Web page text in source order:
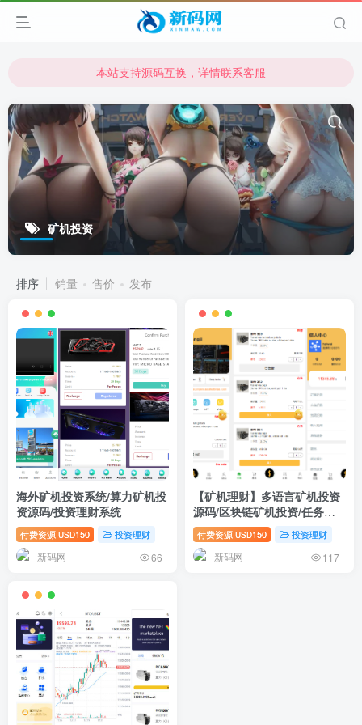
本站支持源码互换，详情联系客服
本站支持源码互换，详情联系客服
矿机投资
排序 销量 售价 发布
海外矿机投资系统/算力矿机投
资源码/投资理财系统
付费资源 USD150 投资理财
新码网 66
【矿机理财】多语言矿机投资
源码/区块链矿机投资/任务邀
请裂变/前端uinapp
付费资源 USD150 投资理财
新码网 117